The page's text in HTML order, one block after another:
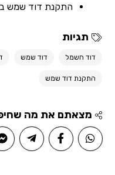
התקנת דוד שמש
תגיות
דוד חשמל דוד שמש
התקנת דוד שמש
מצאתם את מה